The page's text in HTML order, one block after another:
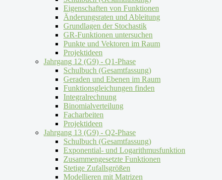
Eigenschaften von Funktionen
Änderungsraten und Ableitung
Grundlagen der Stochastik
GR-Funktionen untersuchen
Punkte und Vektoren im Raum
Projektideen
Jahrgang 12 (G9) - Q1-Phase
Schulbuch (Gesamtfassung)
Geraden und Ebenen im Raum
Funktionsgleichungen finden
Integralrechnung
Binomialverteilung
Facharbeiten
Projektideen
Jahrgang 13 (G9) - Q2-Phase
Schulbuch (Gesamtfassung)
Exponential- und Logarithmusfunktion
Zusammengesetzte Funktionen
Stetige Zufallsgrößen
Modellieren mit Matrizen